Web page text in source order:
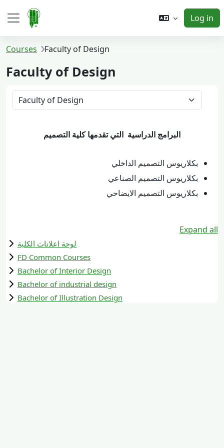
Skip to main content
Side panel
Log in
Courses Faculty of Design
Faculty of Design
Course categories
البرامج الدراسية التي تقدمها كلية التصميم
بكلاريوس التصميم الداخلي
بكلاريوس التصميم الصناعي
بكلاريوس التصميم الايضاحي
Expand all
لوحة اعلانات الكلية
FD Common Courses
Bachelor of Interior Design
Bachelor of industrial design
Bachelor of Illustration Design